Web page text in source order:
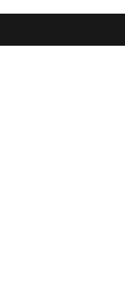
image in a popup: